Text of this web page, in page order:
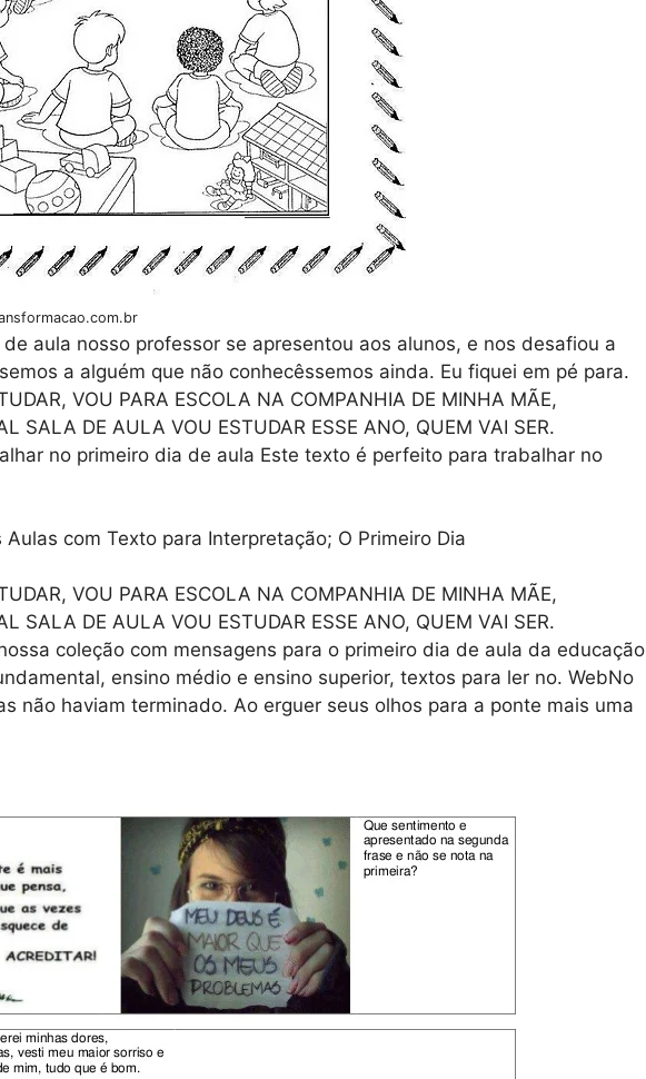
aula nosso professor se apresentou aos alunos, e nos desafiou a
a alguém que não conhecêssemos ainda. Eu fiquei em pé para.
VOU PARA ESCOLA NA COMPANHIA DE MINHA MÃE,
SALA DE AULA VOU ESTUDAR ESSE ANO, QUEM VAI SER.
no primeiro dia de aula Este texto é perfeito para trabalhar no
VOU PARA ESCOLA NA COMPANHIA DE MINHA MÃE,
SALA DE AULA VOU ESTUDAR ESSE ANO, QUEM VAI SER.
coleção com mensagens para o primeiro dia de aula da educação
ensino médio e ensino superior, textos para ler no. WebNo
não haviam terminado. Ao erguer seus olhos para a ponte mais uma